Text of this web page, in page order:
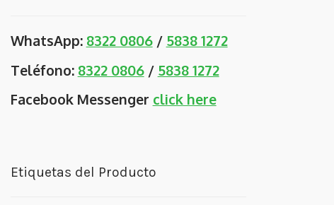
WhatsApp: 8322 0806/ 5838 1272
Teléfono: 8322 0806/ 5838 1272
Facebook Messenger click here
Etiquetas del Producto